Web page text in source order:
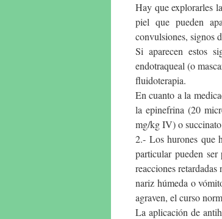
Hay que explorarles
piel que pueden
convulsiones, signos
Si aparecen estos
endotraqueal (o
fluidoterapia.
En cuanto a la
la epinefrina (20
mg/kg IV) o
2.- Los hurones que
particular pueden
reacciones
nariz húmeda o
agraven, el curso
La aplicación de